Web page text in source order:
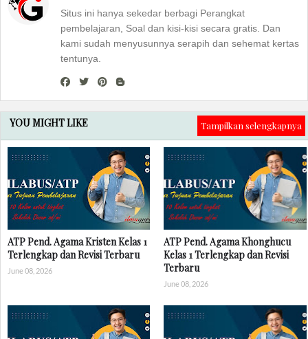
Situs ini hanya sekedar berbagi Perangkat
pembelajaran, Soal dan kisi-kisi secara gratis. Dan
kami sudah menyusunnya serapih dan sehemat kertas
tentunya.
YOU MIGHT LIKE Tampilkan selengkapnya
ATP Pend. Agama Kristen Kelas 1
Terlengkap dan Revisi Terbaru
June 08, 2026
ATP Pend. Agama Khonghucu
Kelas 1 Terlengkap dan Revisi
Terbaru
June 08, 2026